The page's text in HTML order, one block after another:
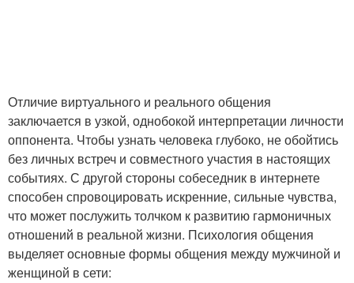
Отличие виртуального и реального общения
заключается в узкой, однобокой интерпретации личности
оппонента. Чтобы узнать человека глубоко, не обойтись
без личных встреч и совместного участия в настоящих
событиях. С другой стороны собеседник в интернете
способен спровоцировать искренние, сильные чувства,
что может послужить толчком к развитию гармоничных
отношений в реальной жизни. Психология общения
выделяет основные формы общения между мужчиной и
женщиной в сети: